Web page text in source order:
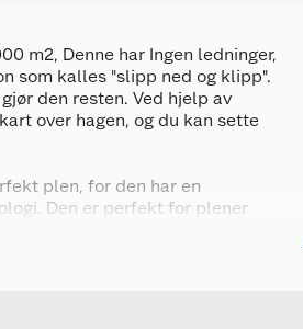
m2, Denne har Ingen ledninger,
som kalles "slipp ned og klipp".
den resten. Ved hjelp av
over hagen, og du kan sette
plen, for den har en
Den er perfekt for plener
klippeområder, slik at hele